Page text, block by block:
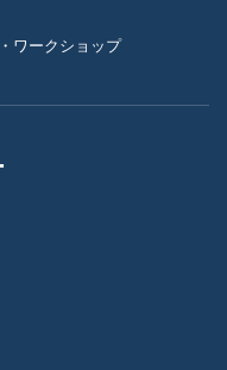
ワークショップ